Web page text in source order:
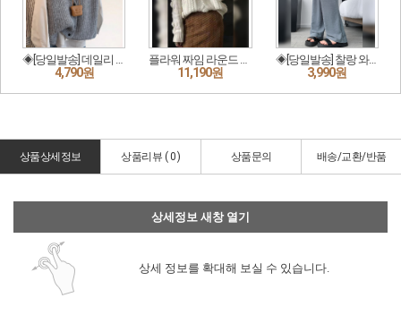
상품상세정보 상품리뷰 ( 0) 상품문의 배송/교환/반품
상세정보 새창 열기
상세 정보를 확대해 보실 수 있습니다.